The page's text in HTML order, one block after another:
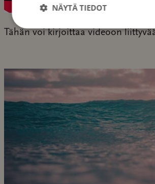
Tähän voi kirjoittaa videoon
NÄYTÄ TIEDOT